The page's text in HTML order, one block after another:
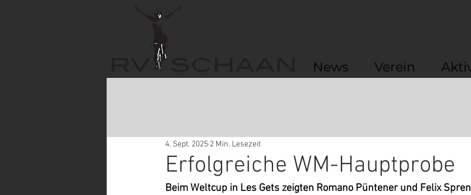
News Verein
Erfolgreiche WM-Hauptprobe
4. Sept. 2025 2 Min. Lesezeit
Beim Weltcup in Les Gets zeigten Romano Püntener und Felix